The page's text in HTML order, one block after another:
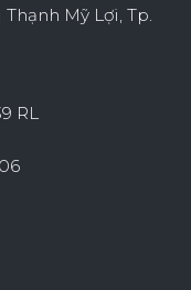
Mỹ Lợi, Tp.
RL